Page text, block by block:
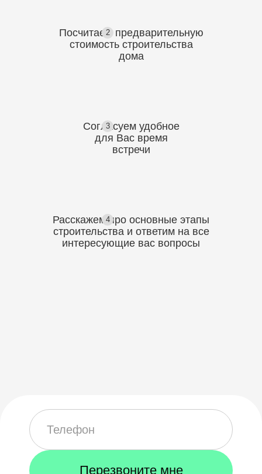
2
Посчитаем предварительную
стоимость строительства
дома
3
Согласуем удобное
для Вас время
встречи
4
Расскажем про основные этапы
строительства и ответим на все
интересующие вас вопросы